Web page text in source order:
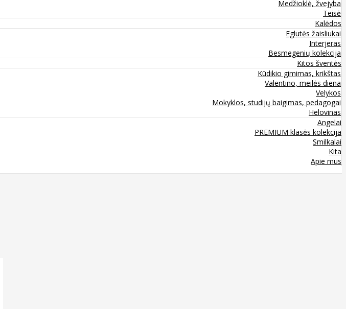
Medžioklė, žvejyba
Teisė
Kalėdos
Eglutės žaisliukai
Interjeras
Besmegenių kolekcija
Kitos šventės
Kūdikio gimimas, krikštas
Valentino, meilės diena
Velykos
Mokyklos, studijų baigimas, pedagogai
Helovinas
Angelai
PREMIUM klasės kolekcija
Smilkalai
Kita
Apie mus